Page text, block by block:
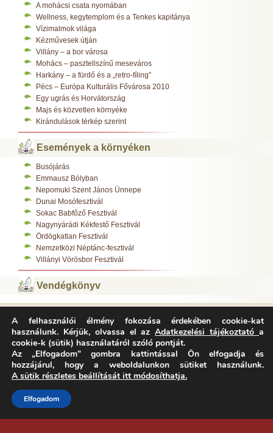
A mohácsi csata nyomában
Wellness, kegytemplom és a Tenkes kapitánya
Vízimalmok világa
Kézművesek útján
Villány – a bor városa
Mohács – pasztellszínű meseváros
Harkány – a fürdő és a „retro-fíling”
Pécs – Európa Kulturális Fővárosa 2010
Egy ugrás és Horvátország
Majs és közvetlen környéke
Kirándulások térkép szerint
Események a környéken
Busójárás
Emmausz Bólyban
Nepomuki Szent János Ünnepe
Dunai Mosófesztivál
Sokac Babfőző Fesztivál
Nagynyárádi Kékfestő Fesztivál
Ördögkatlan Fesztivál
Nemzetközi Néptánc-fesztivál
Villányi Vörösbor Fesztivál
Vendégkönyv
Varázsfészek Vendégház 7783 Majs, Kossuth L. u. 308.
Tel.:
+36-70/312-0485
E-mail:
Copyright © Varázsfészek Vendégház Minden jog fenntartva.
Adatvédelem
Impresszum Archívum
A felhasználói élmény fokozása érdekében cookie-kat
használunk. Kérjük, olvassa el azAdatkezelési tájékoztató a
cookie-k (sütik) használatáról szóló pontját.
Az „Elfogadom” gombra kattintással Ön elfogadja és
hozzájárul, hogy a weboldalunkon sütiket használunk.
A sütik részletes beállítását itt módosíthatja.
Elfogadom